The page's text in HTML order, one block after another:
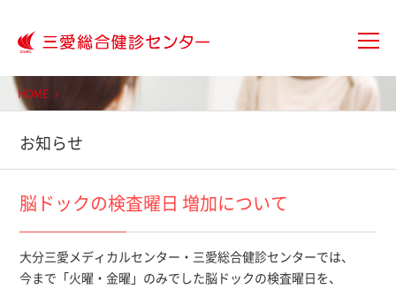
大分三愛メディカルセンター三愛
HOME
お知らせ
脳ドックの検査曜日 増加について
大分三愛メディカルセンター・三愛総合健診センターでは、
今まで「火曜・金曜」のみでした脳ドックの検査曜日を、